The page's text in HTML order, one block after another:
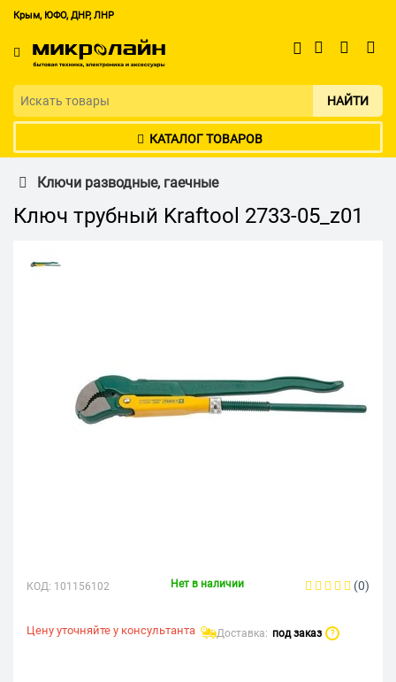
Крым, ЮФО, ДНР, ЛНР
НАЙТИ
КАТАЛОГ ТОВАРОВ
Ключи разводные, гаечные
Ключ трубный Kraftool 2733-05_z01
КОД: 101156102 Нет в наличии (0)
Цену уточняйте у консультанта Доставка: под заказ ?